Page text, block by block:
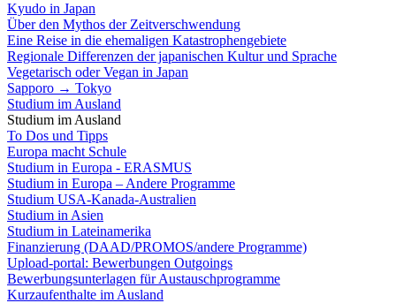
Kyudo in Japan
Über den Mythos der Zeitverschwendung
Eine Reise in die ehemaligen Katastrophengebiete
Regionale Differenzen der japanischen Kultur und Sprache
Vegetarisch oder Vegan in Japan
Sapporo → Tokyo
Studium im Ausland
Studium im Ausland
To Dos und Tipps
Europa macht Schule
Studium in Europa - ERASMUS
Studium in Europa – Andere Programme
Studium USA-Kanada-Australien
Studium in Asien
Studium in Lateinamerika
Finanzierung (DAAD/PROMOS/andere Programme)
Upload-portal: Bewerbungen Outgoings
Bewerbungsunterlagen für Austauschprogramme
Kurzaufenthalte im Ausland